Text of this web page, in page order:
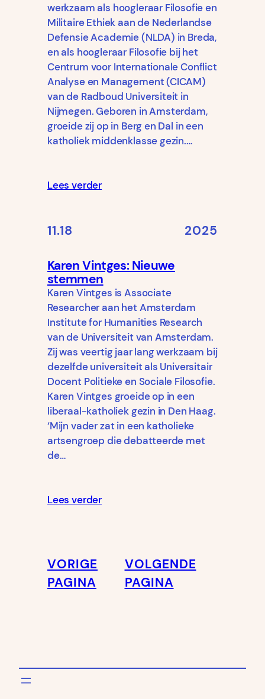
werkzaam als hoogleraar Filosofie en
Militaire Ethiek aan de Nederlandse
Defensie Academie (NLDA) in Breda,
en als hoogleraar Filosofie bij het
Centrum voor Internationale Conflict
Analyse en Management (CICAM)
van de Radboud Universiteit in
Nijmegen. Geboren in Amsterdam,
groeide zij op in Berg en Dal in een
katholiek middenklasse gezin.…
Lees verder
11.18 2025
Karen Vintges: Nieuwe
stemmen
Karen Vintges is Associate
Researcher aan het Amsterdam
Institute for Humanities Research
van de Universiteit van Amsterdam.
Zij was veertig jaar lang werkzaam bij
dezelfde universiteit als Universitair
Docent Politieke en Sociale Filosofie.
Karen Vintges groeide op in een
liberaal-katholiek gezin in Den Haag.
‘Mijn vader zat in een katholieke
artsengroep die debatteerde met
de…
Lees verder
VORIGE
PAGINA
VOLGENDE
PAGINA